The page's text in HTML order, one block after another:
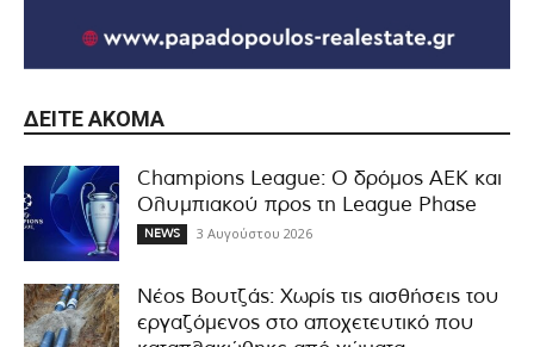
ΔΕΊΤΕ ΑΚΌΜΑ
Champions League: Ο δρόμος ΑΕΚ και
Ολυμπιακού προς τη League Phase
NEWS 3 Αυγούστου 2026
Νέος Βουτζάς: Χωρίς τις αισθήσεις του
εργαζόμενος στο αποχετευτικό που